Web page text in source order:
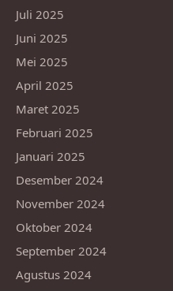
Juli 2025
Juni 2025
Mei 2025
April 2025
Maret 2025
Februari 2025
Januari 2025
Desember 2024
November 2024
Oktober 2024
September 2024
Agustus 2024